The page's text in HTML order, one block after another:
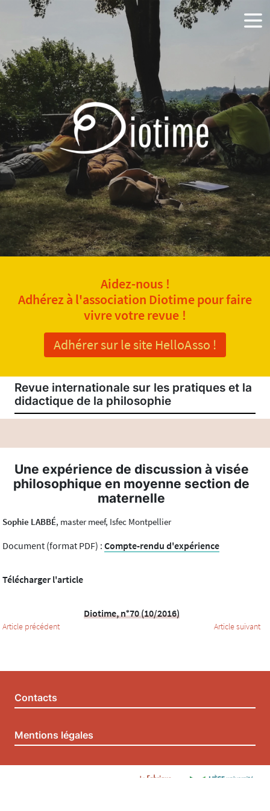
Aidez-nous !
Adhérez à l'association Diotime pour faire
vivre votre revue !
Adhérer sur le site HelloAsso !
Revue internationale sur les pratiques et la
didactique de la philosophie
Une expérience de discussion à visée
philosophique en moyenne section de
maternelle
Sophie LABBÉ, master meef, Isfec Montpellier
Document (format PDF) : Compte-rendu d'expérience
Télécharger l'article
Article précédent
Diotime, n°70 (10/2016)
Article suivant
Contacts
Mentions légales